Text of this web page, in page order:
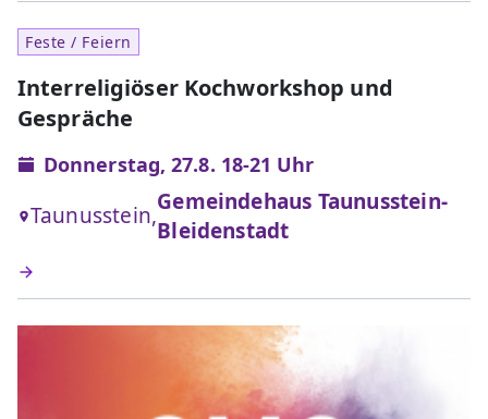
Feste / Feiern
Interreligiöser Kochworkshop und
Gespräche
Donnerstag, 27.8. 18-21 Uhr
Taunusstein,
Gemeindehaus Taunusstein-
Bleidenstadt